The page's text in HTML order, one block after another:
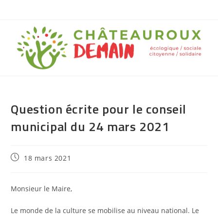
Question écrite pour le conseil
municipal du 24 mars 2021
18 mars 2021
Monsieur le Maire,
Le monde de la culture se mobilise au niveau national. Le